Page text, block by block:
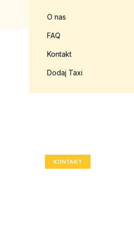
O nas
FAQ
Kontakt
Dodaj Taxi
KONTAKT